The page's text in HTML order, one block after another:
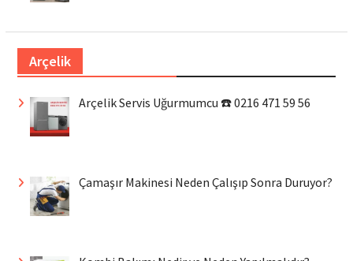
Arçelik
Arçelik Servis Uğurmumcu ☎️ 0216 471 59 56
Çamaşır Makinesi Neden Çalışıp Sonra Duruyor?